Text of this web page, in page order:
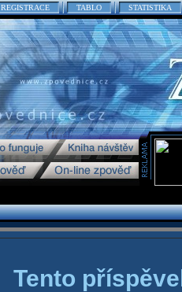
REGISTRACE TABLO STATISTIKA
Tento